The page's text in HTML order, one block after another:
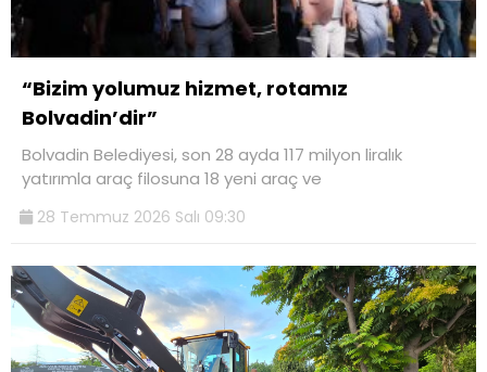
“Bizim yolumuz hizmet, rotamız
Bolvadin’dir”
Bolvadin Belediyesi, son 28 ayda 117 milyon liralık
yatırımla araç filosuna 18 yeni araç ve
28 Temmuz 2026 Salı 09:30